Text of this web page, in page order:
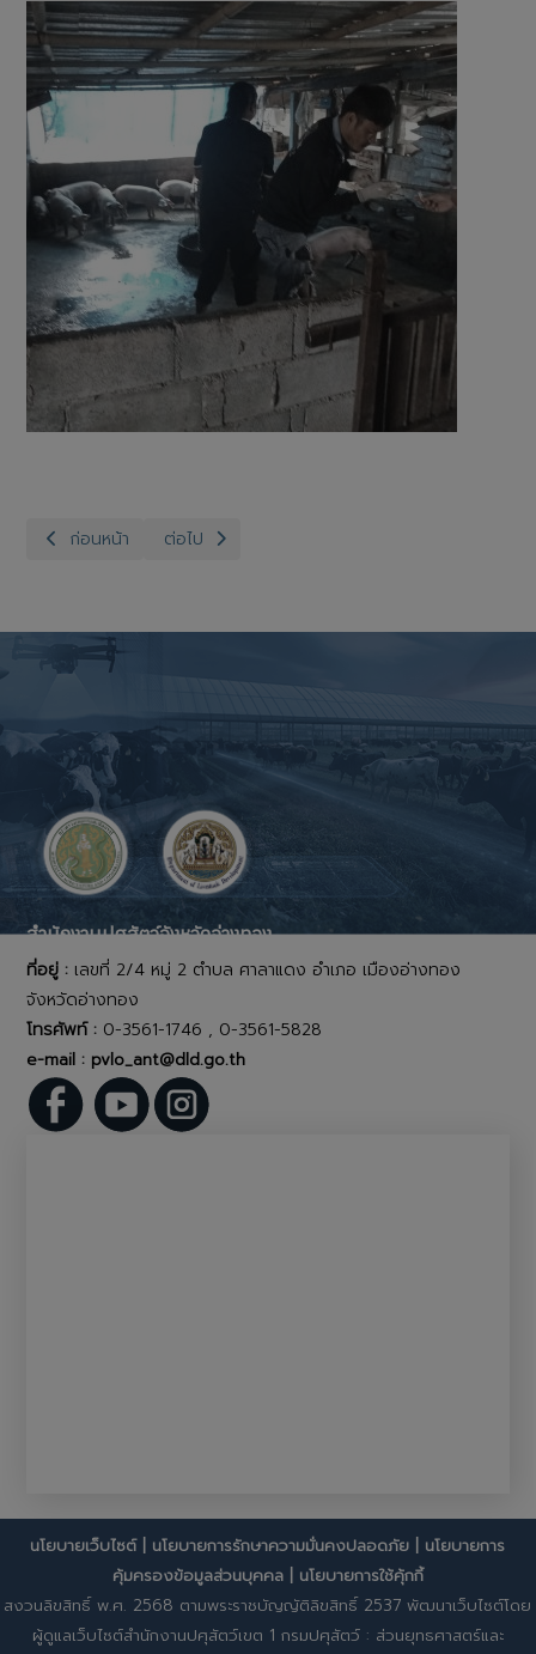
เนื้อหาก่อนหน้า: สำนักงานปศุสัตว์จังหวัดอ่างทอง กลุ่มพัฒนาคุณภา
ก่อนหน้า เนื้อหาถัดไป: สำนักงานปศุสัตว์อำเภอป่าโมก ร่วมกับ
ต่อไป
สำนักงานปศุสัตว์จังหวัดอ่างทอง
ที่อยู่ : เลขที่ 2/4 หมู่ 2 ตำบล ศาลาแดง อำเภอ เมืองอ่างทอง
จังหวัดอ่างทอง
โทรศัพท์ : 0-3561-1746 , 0-3561-5828
e-mail : pvlo_ant@dld.go.th
นโยบายเว็บไซต์| นโยบายการรักษาความมั่นคงปลอดภัย
นโยบายการ
คุ้มครองข้อมูลส่วนบุคคล| นโยบายการใช้คุ้กกี้
สงวนลิขสิทธิ์ พ.ศ. 2568 ตามพระราชบัญญัติลิขสิทธิ์ 2537 พัฒนาเว็บไซต์โดย
ผู้ดูแลเว็บไซต์สำนักงานปศุสัตว์เขต 1 กรมปศุสัตว์ : ส่วนยุทธศาสตร์และ